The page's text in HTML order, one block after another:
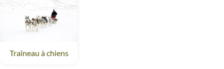
Traîneau à chiensFinlande